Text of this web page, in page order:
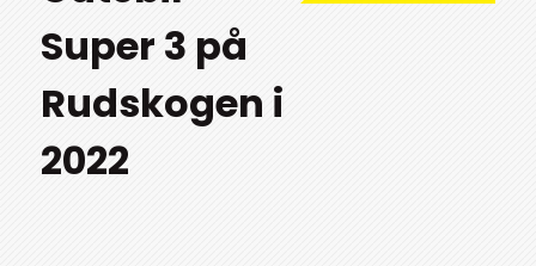
Super 3 på
Rudskogen i
2022